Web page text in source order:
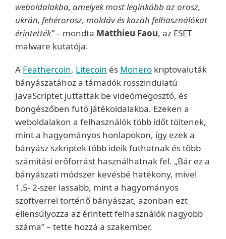
weboldalakba, amelyek most leginkább az orosz,
ukrán, fehérorosz, moldáv és kazah felhasználókat
érintették”– mondta Matthieu Faou, az ESET
malware kutatója.
A Feathercoin, Litecoin és Monero kriptovaluták
bányászatához a támadók rosszindulatú
JavaScriptet juttattak be videómegosztó, és
böngészőben futó játékoldalakba. Ezeken a
weboldalakon a felhasználók több időt töltenek,
mint a hagyományos honlapokon, így ezek a
bányász szkriptek több ideik futhatnak és több
számítási erőforrást használhatnak fel. „Bár ez a
bányászati módszer kevésbé hatékony, mivel
1,5- 2-szer lassabb, mint a hagyományos
szoftverrel történő bányászat, azonban ezt
ellensúlyozza az érintett felhasználók nagyobb
száma” – tette hozzá a szakember.